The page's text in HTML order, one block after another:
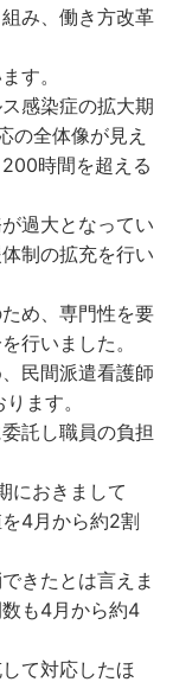
み、働き方改革
す。
感染症の拡大期
の全体像が見え
時間を超える
過大となってい
制の拡充を行い
め、専門性を要
行いました。
民間派遣看護師
ます。
託し職員の負担
におきまして
4月から約2割
きたとは言えま
も4月から約4
て対応したほ